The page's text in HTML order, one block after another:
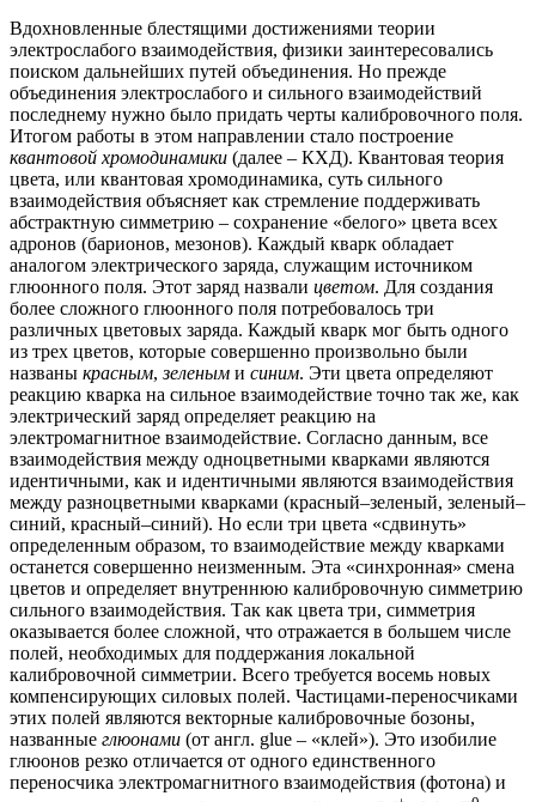
Вдохновленные блестящими достижениями теории
электрослабого взаимодействия, физики заинтересовались
поиском дальнейших путей объединения. Но прежде
объединения электрослабого и сильного взаимодействий
последнему нужно было придать черты калибровочного поля.
Итогом работы в этом направлении стало построение
квантовой хромодинамики (далее – КХД). Квантовая теория
цвета, или квантовая хромодинамика, суть сильного
взаимодействия объясняет как стремление поддерживать
абстрактную симметрию – сохранение «белого» цвета всех
адронов (барионов, мезонов). Каждый кварк обладает
аналогом электрического заряда, служащим источником
глюонного поля. Этот заряд назвали цветом. Для создания
более сложного глюонного поля потребовалось три
различных цветовых заряда. Каждый кварк мог быть одного
из трех цветов, которые совершенно произвольно были
названы красным,зеленым и синим. Эти цвета определяют
реакцию кварка на сильное взаимодействие точно так же, как
электрический заряд определяет реакцию на
электромагнитное взаимодействие. Согласно данным, все
взаимодействия между одноцветными кварками являются
идентичными, как и идентичными являются взаимодействия
между разноцветными кварками (красный–зеленый, зеленый–
синий, красный–синий). Но если три цвета «сдвинуть»
определенным образом, то взаимодействие между кварками
останется совершенно неизменным. Эта «синхронная» смена
цветов и определяет внутреннюю калибровочную симметрию
сильного взаимодействия. Так как цвета три, симметрия
оказывается более сложной, что отражается в большем числе
полей, необходимых для поддержания локальной
калибровочной симметрии. Всего требуется восемь новых
компенсирующих силовых полей. Частицами-переносчиками
этих полей являются векторные калибровочные бозоны,
названные глюонами (от англ. glue – «клей»). Это изобилие
глюонов резко отличается от одного единственного
переносчика электромагнитного взаимодействия (фотона) и